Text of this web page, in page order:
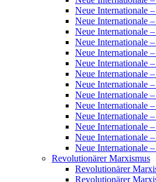
Neue Internationale
Neue Internationale
Neue Internationale
Neue Internationale
Neue Internationale
Neue Internationale
Neue Internationale
Neue Internationale
Neue Internationale
Neue Internationale
Neue Internationale
Neue Internationale
Neue Internationale
Neue Internationale
Revolutionärer Marxismus
Revolutionärer
Revolutionärer